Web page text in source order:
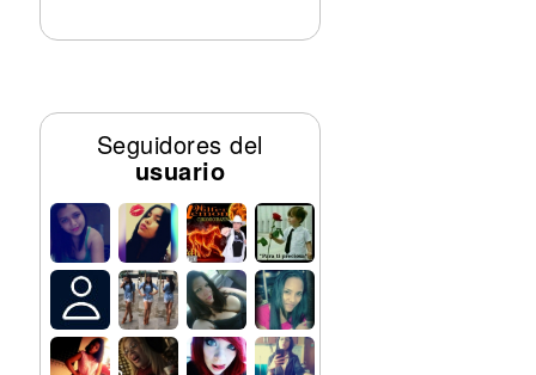
Seguidores del
usuario